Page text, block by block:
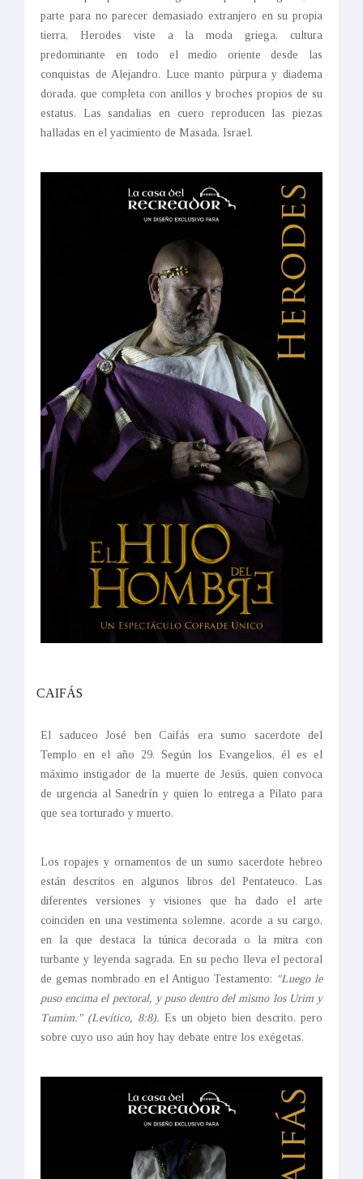
parte para no parecer demasiado extranjero en su propia
tierra, Herodes viste a la moda griega, cultura
predominante en todo el medio oriente desde las
conquistas de Alejandro. Luce manto púrpura y diadema
dorada, que completa con anillos y broches propios de su
estatus. Las sandalias en cuero reproducen las piezas
halladas en el yacimiento de Masada, Israel.
CAIFÁS
El saduceo José ben Caifás era sumo sacerdote del
Templo en el año 29. Según los Evangelios, él es el
máximo instigador de la muerte de Jesús, quien convoca
de urgencia al Sanedrín y quien lo entrega a Pilato para
que sea torturado y muerto.
Los ropajes y ornamentos de un sumo sacerdote hebreo
están descritos en algunos libros del Pentateuco. Las
diferentes versiones y visiones que ha dado el arte
coinciden en una vestimenta solemne, acorde a su cargo,
en la que destaca la túnica decorada o la mitra con
turbante y leyenda sagrada. En su pecho lleva el pectoral
de gemas nombrado en el Antiguo Testamento: "Luego le
puso encima el pectoral, y puso dentro del mismo los Urim y
Tumim." (Levítico, 8:8). Es un objeto bien descrito, pero
sobre cuyo uso aún hoy hay debate entre los exégetas.